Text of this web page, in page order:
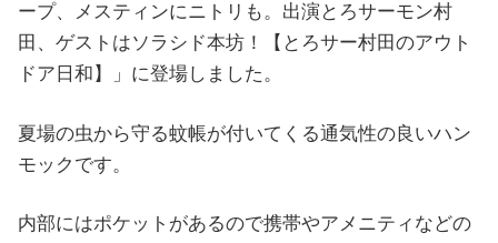
ープ、メスティンにニトリも。出演とろサーモン村
田、ゲストはソラシド本坊！【とろサー村田のアウト
ドア日和】」に登場しました。
夏場の虫から守る蚊帳が付いてくる通気性の良いハン
モックです。
内部にはポケットがあるので携帯やアメニティなどの